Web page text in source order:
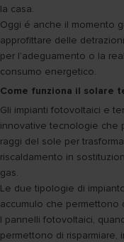
la casa.
Oggi é anche il momento
approfittare delle
per l'adeguamento o la
consumo energetico.
Come funziona il solare
Gli impianti fotovoltaici e
innovative tecnologie che
raggi del sole per
riscaldamento in
gas.
Le due tipologie di
accumulo che permettono
I pannelli fotovoltaici,
permettono di risparmiare,